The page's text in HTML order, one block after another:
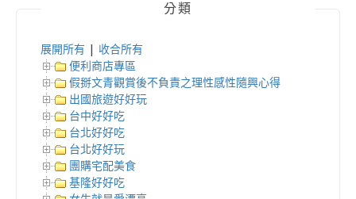
分類
展開所有
收合所有
便利商店專區
假掰文青觀賞後不負責之理性感性隨興心得
出國旅遊好好玩
台中好好吃
台北好好吃
台北好好玩
團購宅配美食
基隆好好吃